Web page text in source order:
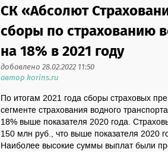
СК «Абсолют
сборы по страхованию
на 18% в 2021 году
добавлено 28.02.2022 11:50
автор korins.ru
По итогам 2021 года сборы страховых
сегменте страхования водного
18% выше показателя 2020 года.
150 млн руб., что выше показателя 2020
Наиболее высокие суммы выплат были